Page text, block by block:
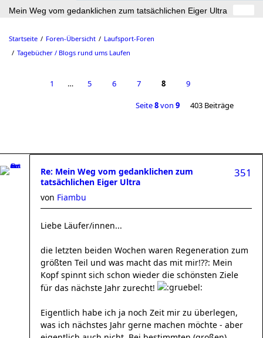
Mein Weg vom gedanklichen zum tatsächlichen Eiger Ultra
Startseite Foren-Übersicht
Laufsport-Foren
Tagebücher / Blogs rund ums Laufen
1 … 5 6 7 8 9
Seite8von 9 403 Beiträge
Re: Mein Weg vom gedanklichen zum
tatsächlichen Eiger Ultra
351
von Fiambu
Liebe Läufer/innen...
die letzten beiden Wochen waren Regeneration zum
größten Teil und was macht das mit mir!??: Mein
Kopf spinnt sich schon wieder die schönsten Ziele
für das nächste Jahr zurecht!
Eigentlich habe ich ja noch Zeit mir zu überlegen,
was ich nächstes Jahr gerne machen möchte - aber